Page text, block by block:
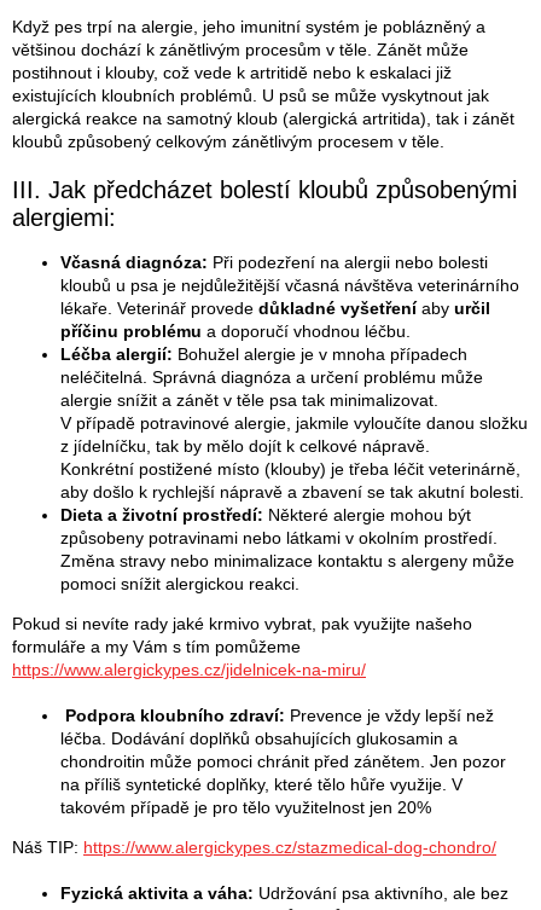
Když pes trpí na alergie, jeho imunitní systém je poblázněný a
většinou dochází k zánětlivým procesům v těle. Zánět může
postihnout i klouby, což vede k artritidě nebo k eskalaci již
existujících kloubních problémů. U psů se může vyskytnout jak
alergická reakce na samotný kloub (alergická artritida), tak i zánět
kloubů způsobený celkovým zánětlivým procesem v těle.
III. Jak předcházet bolestí kloubů způsobenými
alergiemi:
Včasná diagnóza: Při podezření na alergii nebo bolesti
kloubů u psa je nejdůležitější včasná návštěva veterinárního
lékaře. Veterinář provede důkladné vyšetřeníaby určil
příčinu problému a doporučí vhodnou léčbu.
Léčba alergií: Bohužel alergie je v mnoha případech
neléčitelná. Správná diagnóza a určení problému může
alergie snížit a zánět v těle psa tak minimalizovat.
V případě potravinové alergie, jakmile vyloučíte danou složku
z jídelníčku, tak by mělo dojít k celkové nápravě.
Konkrétní postižené místo (klouby) je třeba léčit veterinárně,
aby došlo k rychlejší nápravě a zbavení se tak akutní bolesti.
Dieta a životní prostředí: Některé alergie mohou být
způsobeny potravinami nebo látkami v okolním prostředí.
Změna stravy nebo minimalizace kontaktu s alergeny může
pomoci snížit alergickou reakci.
Pokud si nevíte rady jaké krmivo vybrat, pak využijte našeho
formuláře a my Vám s tím pomůžeme
https://www.alergickypes.cz/jidelnicek-na-miru/
Podpora kloubního zdraví: Prevence je vždy lepší než
léčba. Dodávání doplňků obsahujících glukosamin a
chondroitin může pomoci chránit před zánětem. Jen pozor
na příliš syntetické doplňky, které tělo hůře využije. V
takovém případě je pro tělo využitelnost jen 20%
Náš TIP: https://www.alergickypes.cz/stazmedical-dog-chondro/
Fyzická aktivita a váha: Udržování psa aktivního, ale bez